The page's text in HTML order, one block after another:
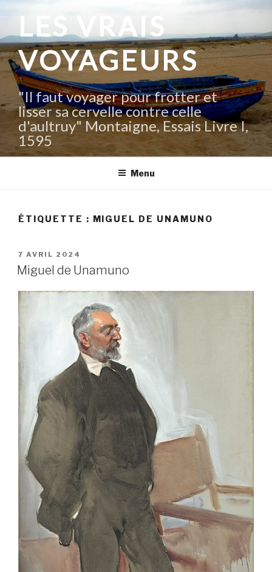
contenu
principal
LES VRAIS
VOYAGEURS
"Il faut voyager pour frotter et
lisser sa cervelle contre celle
d'aultruy" Montaigne, Essais Livre I,
1595
Menu
ÉTIQUETTE : MIGUEL DE UNAMUNO
PUBLIÉ
LE
7 AVRIL 2024
Miguel de Unamuno